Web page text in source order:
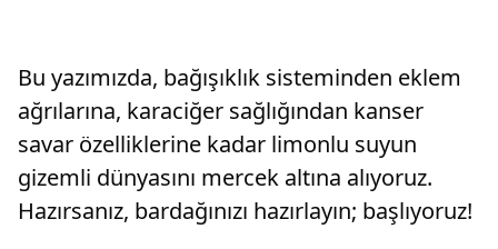
Bu yazımızda, bağışıklık sisteminden eklem
ağrılarına, karaciğer sağlığından kanser
savar özelliklerine kadar limonlu suyun
gizemli dünyasını mercek altına alıyoruz.
Hazırsanız, bardağınızı hazırlayın; başlıyoruz!